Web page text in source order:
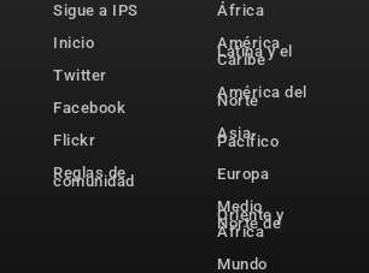
Sigue a IPS
Inicio
Twitter
Facebook
Flickr
Reglas de
comunidad
África
América
Latina y el
Caribe
América del
Norte
Asia-
Pacífico
Europa
Medio
Oriente y
Norte de
África
Mundo